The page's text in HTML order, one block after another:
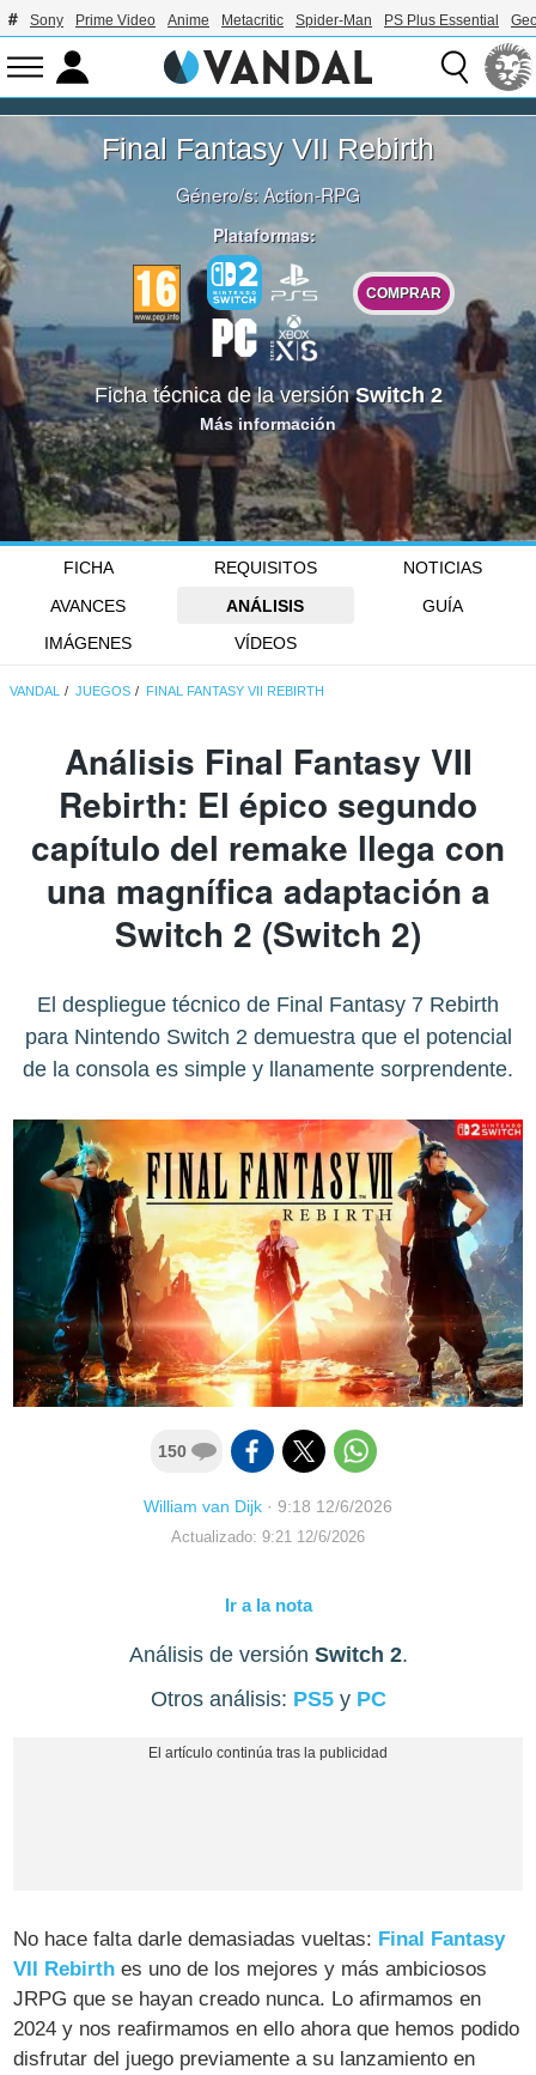
Sony Prime Video Anime Metacritic Spider-Man PS Plus Essential
Final Fantasy VII Rebirth
Género/s:Action-RPG
Plataformas:
COMPRAR
Ficha técnica de la versiónSwitch 2
Más información
FICHA REQUISITOS
NOTICIAS
AVANCES
ANÁLISIS
GUÍA
IMÁGENES
VÍDEOS
VANDAL JUEGOS FINAL FANTASY VII REBIRTH
Análisis Final Fantasy VII
Rebirth: El épico segundo
capítulo del remake llega con
una magnífica adaptación a
Switch 2 (Switch 2)
El despliegue técnico de Final Fantasy 7 Rebirth
para Nintendo Switch 2 demuestra que el potencial
de la consola es simple y llanamente sorprendente.
150
William van Dijk · 9:18 12/6/2026
Actualizado: 9:21 12/6/2026
Ir a la nota
Análisis de versión Switch 2.
Otros análisis: PS5y PC
No hace falta darle demasiadas vueltas: Final Fantasy
VII Rebirth es uno de los mejores y más ambiciosos
JRPG que se hayan creado nunca. Lo afirmamos en
2024 y nos reafirmamos en ello ahora que hemos podido
disfrutar del juego previamente a su lanzamiento en